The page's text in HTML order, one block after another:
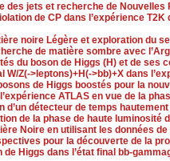
des jets et recherche de Nouvelles
de CP dans l’expérience
noire Légère et exploration du
de matière sombre avec
du boson de Higgs (H) et de ses
W/Z(->leptons)+H(->bb)+X dans
de Higgs boostés pour la
ATLAS en vue de la
d’un détecteur de temps
de la phase de haute luminosité
Noire en utilisant les données de
pour la découverte de la
de Higgs dans l’état final bb-